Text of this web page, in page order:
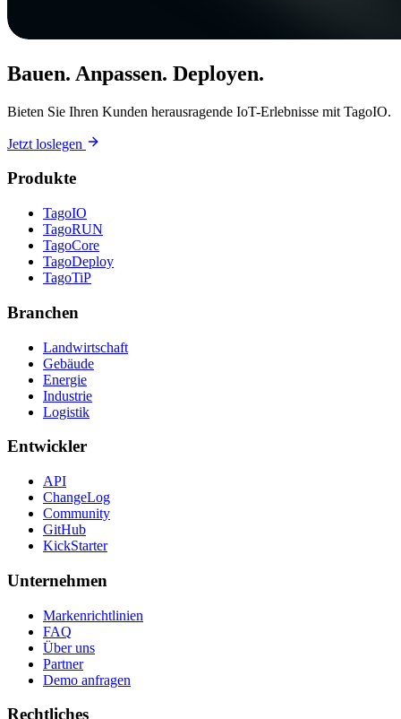
Bauen. Anpassen. Deployen.
Bieten Sie Ihren Kunden herausragende IoT-Erlebnisse mit TagoIO.
Jetzt loslegen
Produkte
TagoIO
TagoRUN
TagoCore
TagoDeploy
TagoTiP
Branchen
Landwirtschaft
Gebäude
Energie
Industrie
Logistik
Entwickler
API
ChangeLog
Community
GitHub
KickStarter
Unternehmen
Markenrichtlinien
FAQ
Über uns
Partner
Demo anfragen
Rechtliches